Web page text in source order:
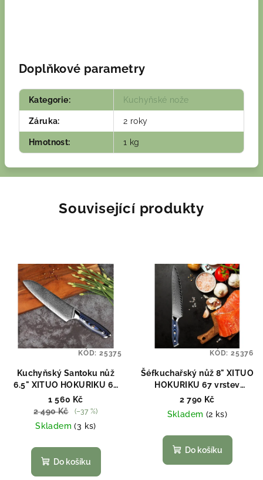
Doplňkové parametry
Kategorie: Kuchyňské nože
Záruka: 2 roky
Hmotnost: 1 kg
Související produkty
Kuchyňský Santoku nůž
6.5" XITUO HOKURIKU 67
vrstev damaškové oceli
1 560 Kč
2 490 Kč
(–37 %)
Skladem(3 ks)
Do košíku
KÓD: 25375
Šéfkuchařský nůž 8" XITUO
HOKURIKU 67 vrstev
damaškové oceli
2 790 Kč
Skladem (2 ks)
Do košíku
KÓD: 25376